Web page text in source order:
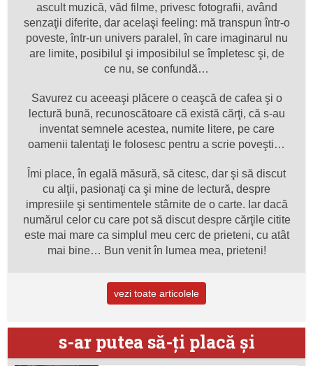
ascult muzică, văd filme, privesc fotografii, având
senzaţii diferite, dar acelaşi feeling: mă transpun într-o
poveste, într-un univers paralel, în care imaginarul nu
are limite, posibilul şi imposibilul se împletesc şi, de
ce nu, se confundă…
Savurez cu aceeaşi plăcere o ceaşcă de cafea şi o
lectură bună, recunoscătoare că există cărţi, că s-au
inventat semnele acestea, numite litere, pe care
oamenii talentaţi le folosesc pentru a scrie poveşti…
Îmi place, în egală măsură, să citesc, dar şi să discut
cu alţii, pasionaţi ca şi mine de lectură, despre
impresiile şi sentimentele stârnite de o carte. Iar dacă
numărul celor cu care pot să discut despre cărţile citite
este mai mare ca simplul meu cerc de prieteni, cu atât
mai bine… Bun venit în lumea mea, prieteni!
vezi toate articolele
s-ar putea să-ţi placă şi